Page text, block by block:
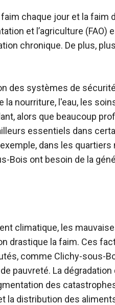
chaque jour et la faim
et l’agriculture (FAO)
chronique. De plus,
des systèmes de
nourriture, l'eau, les
alors que beaucoup
essentiels dans
dans les
Bois ont besoin de la
climatique, les
drastique la faim. Ces
comme Clichy-sous-
pauvreté. La dégradation
des
la distribution des